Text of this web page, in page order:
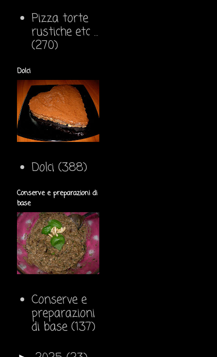
Pizza torte
rustiche etc ...
(270)
Dolci
Dolci (388)
Conserve e preparazioni di
base
Conserve e
preparazioni
di base (137)